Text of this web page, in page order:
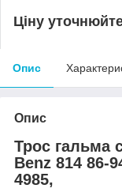
Ціну
Опис
Опис
Трос гальма
Benz 814 86-
4985,